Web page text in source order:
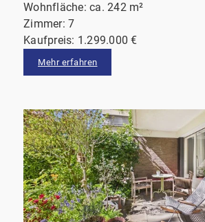
Wohnfläche: ca. 242 m²
Zimmer: 7
Kaufpreis: 1.299.000 €
Mehr erfahren